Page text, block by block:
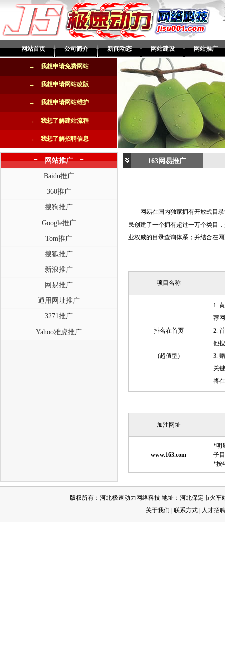
网站首页 公司简介 新闻动态 网站建设 网站推广
→ 我想申请免费网站
→ 我想申请网站改版
→ 我想申请网站维护
→ 我想了解建站流程
→ 我想了解招聘信息
= 网站推广 =
Baidu推广
360推广
搜狗推广
Google推广
Tom推广
搜狐推广
新浪推广
网易推广
通用网址推广
3271推广
Yahoo雅虎推广
163网易推广
网易在国内独家拥有开放式目录
民创建了一个拥有超过一万个类目
业权威的目录查询体系；并结合在
项目名称
排名在首页
(超值型)
1.
荐
2.
他
3.
关
将
加注网址
www.163.com
*明
子
*按
版权所有：河北极速动力网络科技 地址：河北保定市火
关于我们
联系方式 人才招